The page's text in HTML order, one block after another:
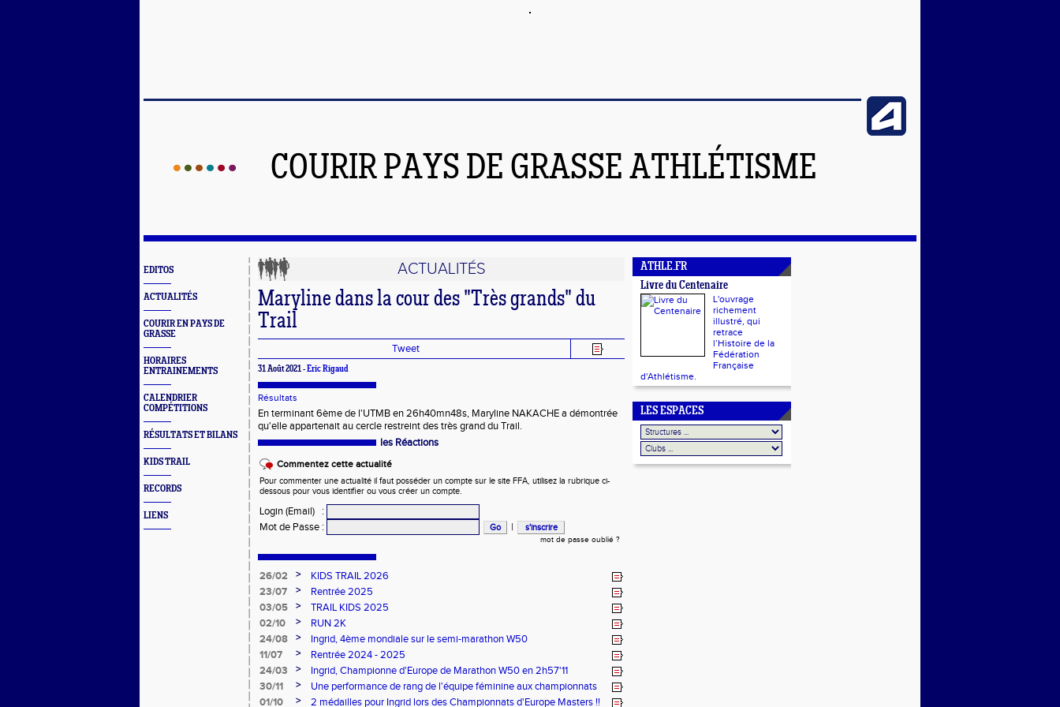
COURIR PAYS DE GRASSE ATHLÉTISME
EDITOS
ACTUALITÉS
COURIR EN PAYS DE
GRASSE
HORAIRES
ENTRAINEMENTS
CALENDRIER
COMPÉTITIONS
RÉSULTATS ET BILANS
KIDS TRAIL
RECORDS
LIENS
ACTUALITÉS
Maryline dans la cour des "Très grands" du
Trail
Tweet
31 Août 2021 -Eric Rigaud
Résultats
En terminant 6ème de l'UTMB en 26h40mn48s, Maryline NAKACHE a démontrée
qu'elle appartenait au cercle restreint des très grand du Trail.
les Réactions
Commentez cette actualité
Pour commenter une actualité il faut posséder un compte sur le site FFA, utilisez la rubrique ci-
dessous pour vous identifier ou vous créer un compte.
Login (Email)
:
Mot de Passe : |
mot de passe oublié ?
26/02 >
KIDS TRAIL 2026
23/07
>
Rentrée 2025
03/05
>
TRAIL KIDS 2025
02/10
>
RUN 2K
24/08
>
Ingrid, 4ème mondiale sur le semi-marathon W50
11/07
>
Rentrée 2024 - 2025
24/03
>
Ingrid, Championne d'Europe de Marathon W50 en 2h57'11
30/11
>
Une performance de rang de l'équipe féminine aux championnats
de France d'Ekiden 2024
01/10 > 2 médailles pour Ingrid lors des Championnats d'Europe Masters !!
ATHLE.FR
Livre du Centenaire
L'ouvrage
richement
illustré, qui
retrace
l’Histoire de la
Fédération
Française
d'Athlétisme.
LES ESPACES